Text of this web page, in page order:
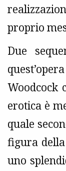
proprio
Due
Woodcock
erotica è
quale
figura
uno